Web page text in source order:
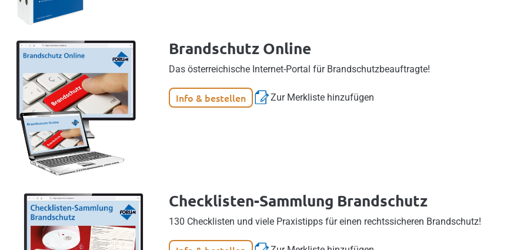
Brandschutz Online
Das österreichische Internet-Portal für Brandschutzbeauftragte!
Info & bestellen Zur Merkliste hinzufügen
Checklisten-Sammlung Brandschutz
130 Checklisten und viele Praxistipps für einen rechtssicheren Brandschutz!